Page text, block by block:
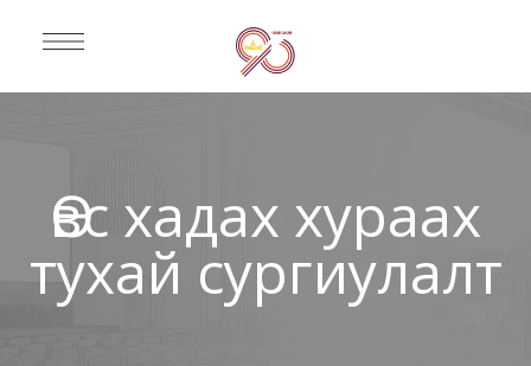
Өвс хадах хураах
тухай сургиулалт